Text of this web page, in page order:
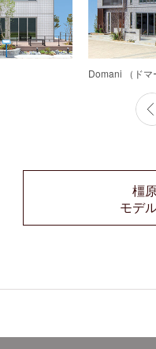
Domani （ドマ
橿
モデ